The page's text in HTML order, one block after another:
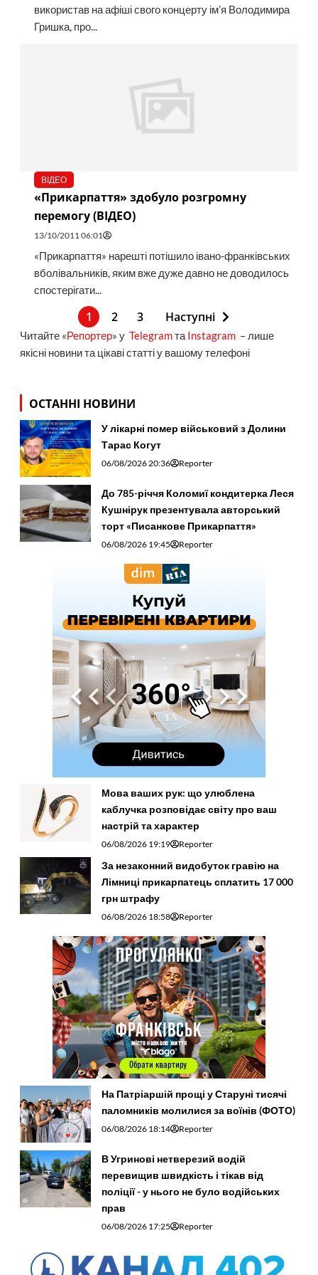
використав на афіші свого концерту ім’я Володимира
Гришка, про...
ВІДЕО
«Прикарпаття» здобуло розгромну
перемогу (ВІДЕО)
13/10/2011 06:01
«Прикарпаття» нарешті потішило івано-франківських
вболівальників, яким вже дуже давно не доводилось
спостерігати...
1 2 3 Наступні
Читайте «Репортер» у Telegramта Instagram– лише
якісні новини та цікаві статті у вашому телефоні
ОСТАННІ НОВИНИ
У лікарні помер військовий з Долини
Тарас Когут
06/08/2026 20:36 Reporter
До 785-річчя Коломиї кондитерка Леся
Кушнірук презентувала авторський
торт «Писанкове Прикарпаття»
06/08/2026 19:45 Reporter
Мова ваших рук: що улюблена
каблучка розповідає світу про ваш
настрій та характер
06/08/2026 19:19 Reporter
За незаконний видобуток гравію на
Лімниці прикарпатець сплатить 17 000
грн штрафу
06/08/2026 18:58 Reporter
На Патріаршій прощі у Старуні тисячі
паломників молилися за воїнів (ФОТО)
06/08/2026 18:14 Reporter
В Угринові нетверезий водій
перевищив швидкість і тікав від
поліції - у нього не було водійських
прав
06/08/2026 17:25 Reporter